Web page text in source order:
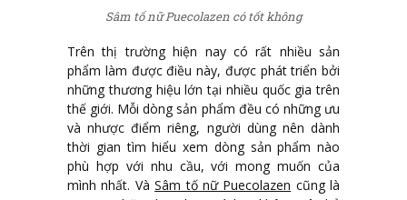
Sâm tố nữ Puecolazen có tốt không
Trên thị trường hiện nay có rất nhiều sản
phẩm làm được điều này, được phát triển bởi
những thương hiệu lớn tại nhiều quốc gia trên
thế giới. Mỗi dòng sản phẩm đều có những ưu
và nhược điểm riêng, người dùng nên dành
thời gian tìm hiểu xem dòng sản phẩm nào
phù hợp với nhu cầu, với mong muốn của
mình nhất. VàSâm tố nữ Puecolazen cũng là